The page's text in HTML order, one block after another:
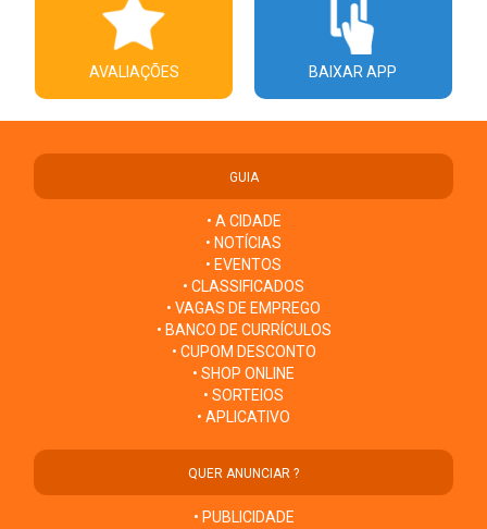
AVALIAÇÕES BAIXAR APP
GUIA
• A CIDADE
• NOTÍCIAS
• EVENTOS
• CLASSIFICADOS
• VAGAS DE EMPREGO
• BANCO DE CURRÍCULOS
• CUPOM DESCONTO
• SHOP ONLINE
• SORTEIOS
• APLICATIVO
QUER ANUNCIAR ?
• PUBLICIDADE